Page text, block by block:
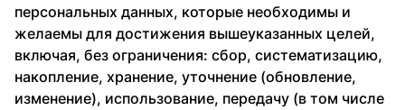
персональных данных, которые необходимы и
желаемы для достижения вышеуказанных целей,
включая, без ограничения: сбор, систематизацию,
накопление, хранение, уточнение (обновление,
изменение), использование, передачу (в том числе